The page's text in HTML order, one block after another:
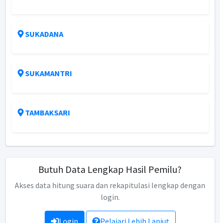
SUKADANA
SUKAMANTRI
TAMBAKSARI
Butuh Data Lengkap Hasil Pemilu?
Akses data hitung suara dan rekapitulasi lengkap dengan
login.
Login Pelajari Lebih Lanjut